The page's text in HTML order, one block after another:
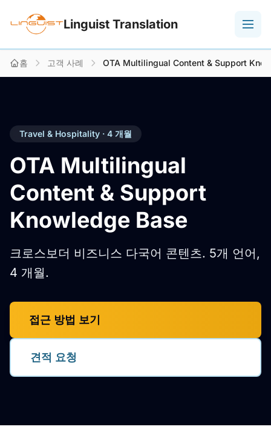
Linguist Translation
홈 고객 사례 OTA Multilingual Content & Support
Travel & Hospitality · 4 개월
OTA Multilingual
Content & Support
Knowledge Base
크로스보더 비즈니스 다국어 콘텐츠. 5개 언어,
4 개월.
접근 방법 보기
견적 요청